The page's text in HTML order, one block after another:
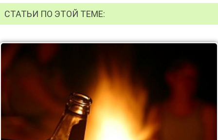
СТАТЬИ ПО ЭТОЙ ТЕМЕ: